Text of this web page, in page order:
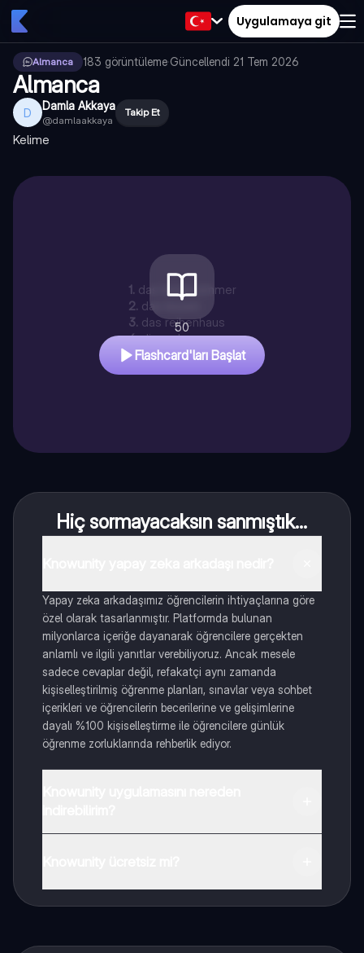
Uygulamaya git
Almanca 183 görüntüleme·Güncellendi 21 Tem 2026
Almanca
D Damla Akkaya
@damlaakkaya
Takip Et
Kelime
1. das kinderzimmer
2. das kissen
3. das reihenhaus
4. die wohnung
50
Flashcard'ları Başlat
Hiç sormayacaksın sanmıştık...
Yapay zeka arkadaşımız öğrencilerin ihtiyaçlarına göre
özel olarak tasarlanmıştır. Platformda bulunan
milyonlarca içeriğe dayanarak öğrencilere gerçekten
anlamlı ve ilgili yanıtlar verebiliyoruz. Ancak mesele
sadece cevaplar değil, refakatçi aynı zamanda
kişiselleştirilmiş öğrenme planları, sınavlar veya sohbet
içerikleri ve öğrencilerin becerilerine ve gelişimlerine
dayalı %100 kişiselleştirme ile öğrencilere günlük
öğrenme zorluklarında rehberlik ediyor.